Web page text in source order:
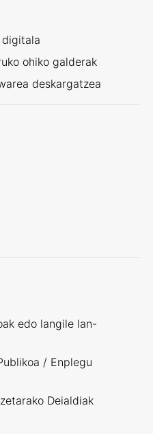
ohiko galderak
deskargatzea
edo langile lan-
/ Enplegu
Deialdiak